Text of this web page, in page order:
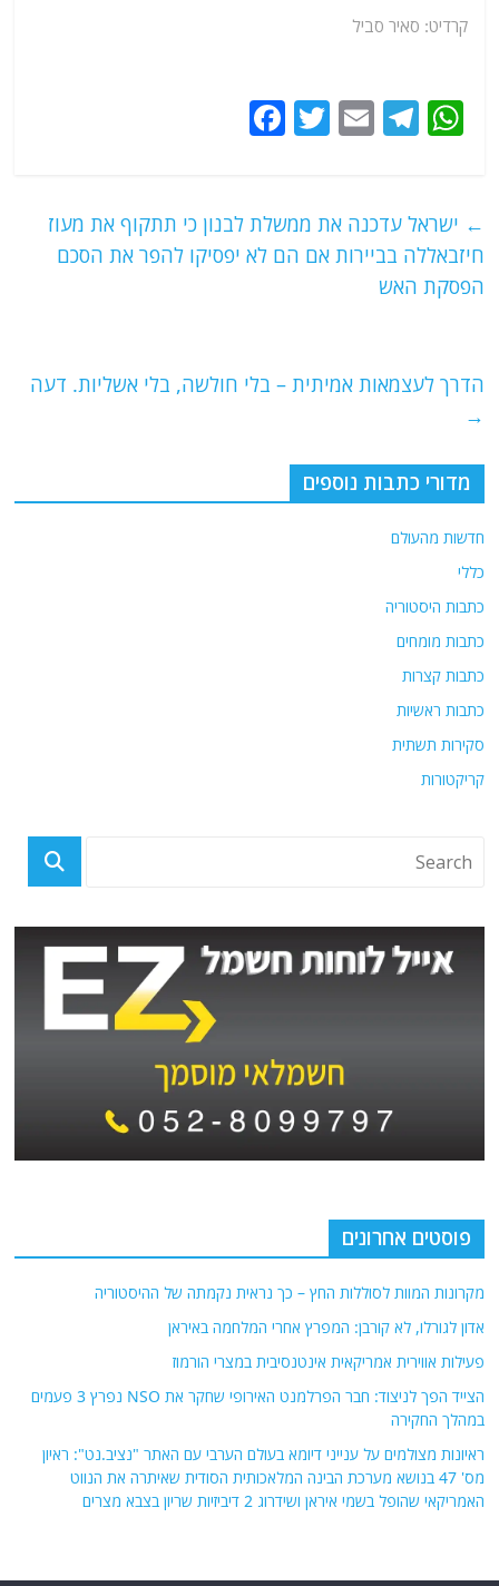
קרדיט: סאיר סביל
W
s
A
p
T
g
ra
m
E
l
T
er
e
b
k
← ישראל עדכנה את ממשלת לבנון כי תתקוף את מעוז
חיזבאללה בביירות אם הם לא יפסיקו להפר את הסכם
הפסקת האש
הדרך לעצמאות אמיתית – בלי חולשה, בלי אשליות. דעה
→
מדורי כתבות נוספים
חדשות מהעולם
כללי
כתבות היסטוריה
כתבות מומחים
כתבות קצרות
כתבות ראשיות
סקירות תשתית
קריקטורות
פוסטים אחרונים
מקרונות המוות לסוללות החץ – כך נראית נקמתה של ההיסטוריה
אדון לגורלו, לא קורבן: המפרץ אחרי המלחמה באיראן
פעילות אווירית אמריקאית אינטנסיבית במצרי הורמוז
הצייד הפך לניצוד: חבר הפרלמנט האירופי שחקר את NSO נפרץ 3 פעמים
במהלך החקירה
ראיונות מצולמים על ענייני דיומא בעולם הערבי עם האתר "נציב.נט": ראיון
מס' 47 בנושא מערכת הבינה המלאכותית הסודית שאיתרה את הנווט
האמריקאי שהופל בשמי איראן ושידרוג 2 דיביזיות שריון בצבא מצרים